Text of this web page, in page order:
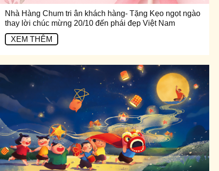
Nhà Hàng Chum tri ân khách hàng- Tặng Kẹo ngọt ngào
thay lời chúc mừng 20/10 đến phái đẹp Việt Nam
XEM THÊM